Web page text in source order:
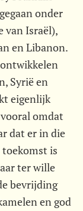
onder
van Israël),
en Libanon.
Syrië en
eigenlijk
omdat
dat er in die
is
ter wille
bevrijding
en god